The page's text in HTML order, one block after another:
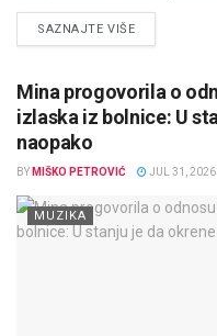
SAZNAJTE VIŠEDETAILS
Mina progovorila o
izlaska iz bolnice: U
naopako
BY MIŠKO PETROVIĆ JUL 31, 2026
MUZIKA